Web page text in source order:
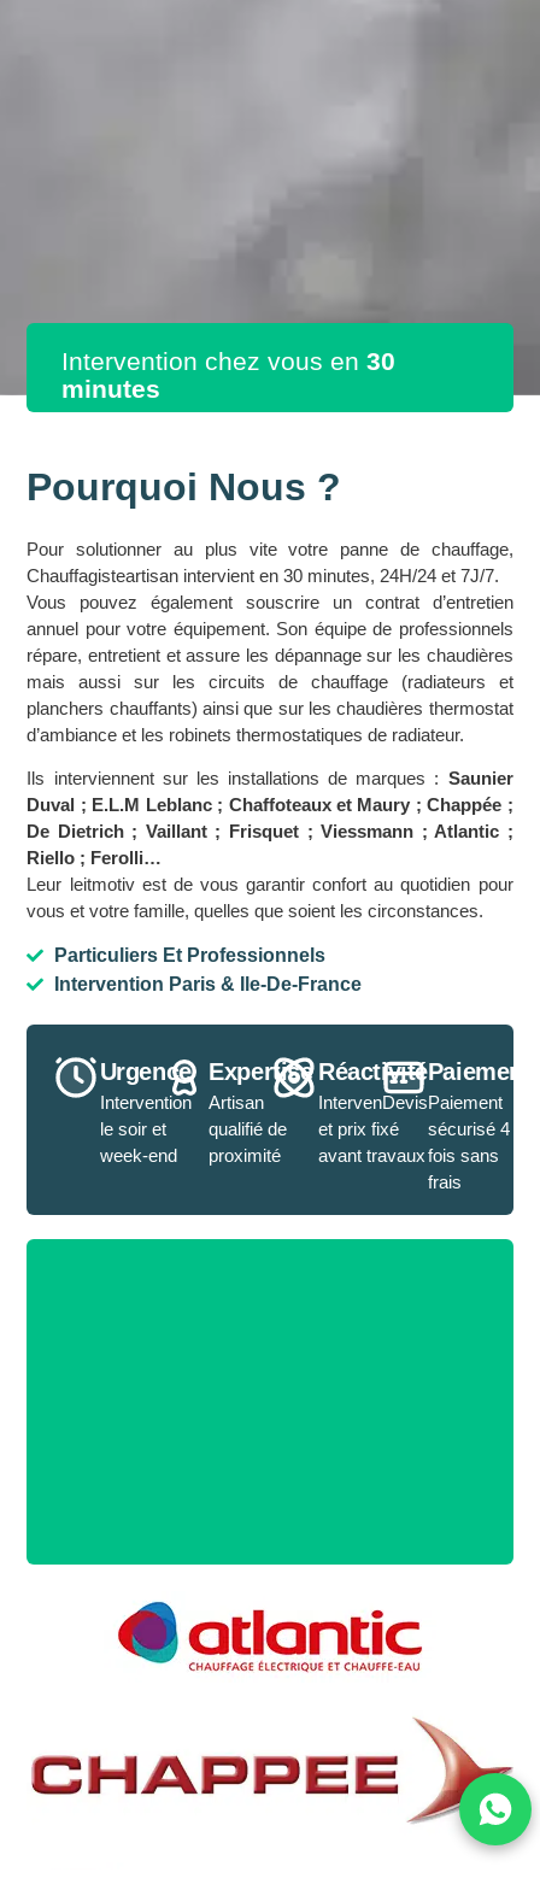
Intervention chez vous en 30
minutes
Pourquoi Nous ?
Pour solutionner au plus vite votre panne de chauffage,
Chauffagisteartisan intervient en 30 minutes, 24H/24 et 7J/7.
Vous pouvez également souscrire un contrat d’entretien
annuel pour votre équipement. Son équipe de professionnels
répare, entretient et assure les dépannage sur les chaudières
mais aussi sur les circuits de chauffage (radiateurs et
planchers chauffants) ainsi que sur les chaudières thermostat
d’ambiance et les robinets thermostatiques de radiateur.
Ils interviennent sur les installations de marques : Saunier
Duval ; E.L.M Leblanc ; Chaffoteaux et Maury ; Chappée ;
De Dietrich ; Vaillant ; Frisquet ; Viessmann ; Atlantic ;
Riello ; Ferolli…
Leur leitmotiv est de vous garantir confort au quotidien pour
vous et votre famille, quelles que soient les circonstances.
Particuliers Et Professionnels
Intervention Paris & Ile-De-France
Urgence
Intervention
le soir et
week-end
Expertise
Artisan
qualifié de
proximité
Réactivité
IntervenDevis
et prix fixé
avant travaux
Paiement
Paiement
sécurisé 4
fois sans
frais